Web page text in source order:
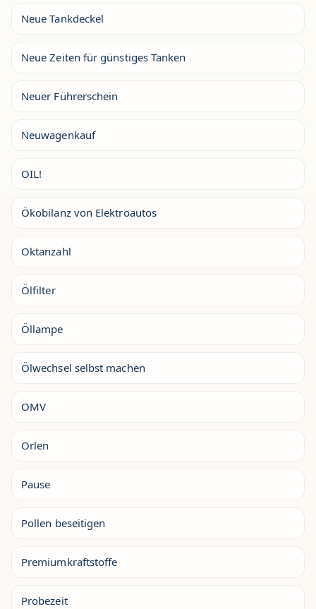
Neue Tankdeckel
Neue Zeiten für günstiges Tanken
Neuer Führerschein
Neuwagenkauf
OIL!
Ökobilanz von Elektroautos
Oktanzahl
Ölfilter
Öllampe
Ölwechsel selbst machen
OMV
Orlen
Pause
Pollen beseitigen
Premiumkraftstoffe
Probezeit